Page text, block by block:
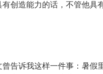
创造能力的话，不管他具
诉我这样一件事：暑假